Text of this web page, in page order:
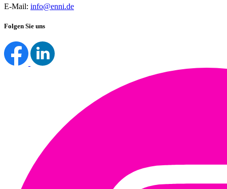
E-Mail: info@enni.de
Folgen Sie uns